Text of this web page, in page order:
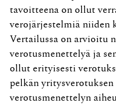
tavoitteena on ollut
verojärjestelmiä niiden
Vertailussa on arvioitu
verotusmenettelyä ja
ollut erityisesti
pelkän
verotusmenettelyn